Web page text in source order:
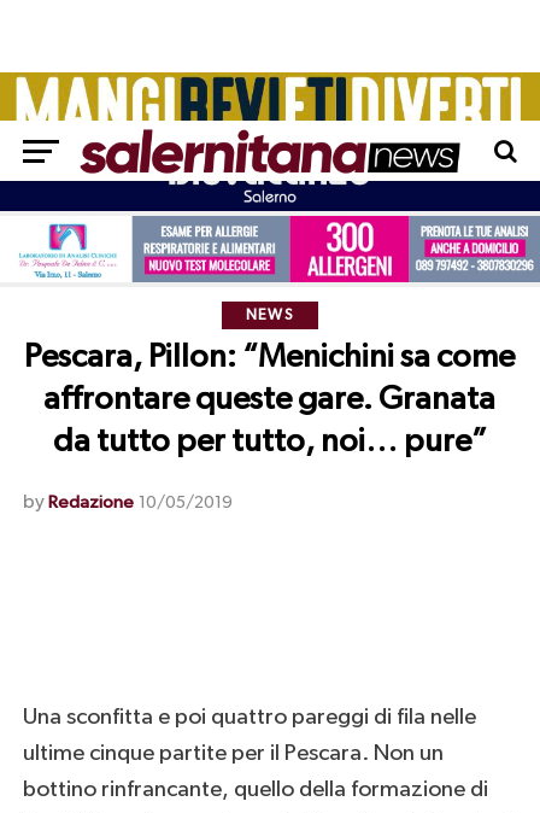
NEWS
Pescara, Pillon: “Menichini sa come
affrontare queste gare. Granata
da tutto per tutto, noi… pure”
by Redazione 10/05/2019
Una sconfitta e poi quattro pareggi di fila nelle
ultime cinque partite per il Pescara. Non un
bottino rinfrancante, quello della formazione di